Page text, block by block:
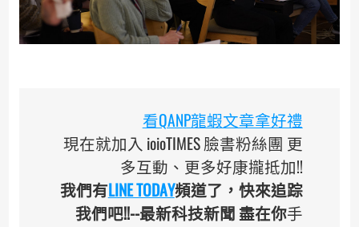
看QANP龍蝦文章拿好禮
現在就加入 ioioTIMES 臉書粉絲團 更
多互動、更多好康攏抵加!!
我們有LINE TODAY頻道了，快來追踪
我們吧!!--最新科技新聞 盡在你手